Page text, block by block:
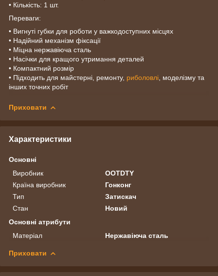
• Кількість: 1 шт.
Переваги:
• Вигнуті губки для роботи у важкодоступних місцях
• Надійний механізм фіксації
• Міцна нержавіюча сталь
• Насічки для кращого утримання деталей
• Компактний розмір
• Підходить для майстерні, ремонту, риболовлі , моделізму та
інших точних робіт
Приховати
Характеристики
Основні
Виробник
OOTDTY
Країна виробник
Гонконг
Тип
Затискач
Стан
Новий
Основні атрибути
Матеріал
Нержавіюча сталь
Приховати